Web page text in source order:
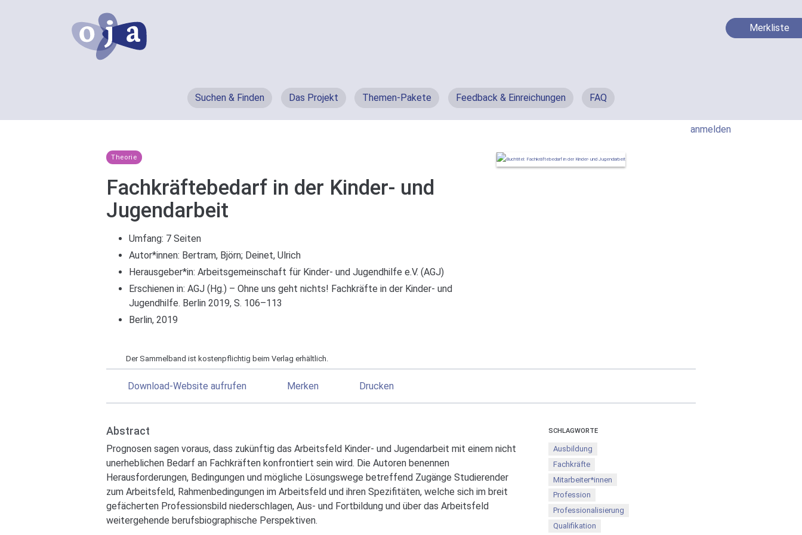
Suchen & Finden Das Projekt Themen-Pakete Feedback & Einreichungen FAQ
Merkliste
anmelden
Theorie
Fachkräftebedarf in der Kinder- und
Jugendarbeit
Umfang: 7 Seiten
Autor*innen: Bertram, Björn; Deinet, Ulrich
Herausgeber*in: Arbeitsgemeinschaft für Kinder- und Jugendhilfe e.V. (AGJ)
Erschienen in: AGJ (Hg.) – Ohne uns geht nichts! Fachkräfte in der Kinder- und
Jugendhilfe. Berlin 2019, S. 106–113
Berlin, 2019
Der Sammelband ist kostenpflichtig beim Verlag erhältlich.
Download-Website aufrufen Merken Drucken
Abstract
Prognosen sagen voraus, dass zukünftig das Arbeitsfeld Kinder- und Jugendarbeit mit einem nicht
unerheblichen Bedarf an Fachkräften konfrontiert sein wird. Die Autoren benennen
Herausforderungen, Bedingungen und mögliche Lösungswege betreffend Zugänge Studierender
zum Arbeitsfeld, Rahmenbedingungen im Arbeitsfeld und ihren Spezifitäten, welche sich im breit
gefächerten Professionsbild niederschlagen, Aus- und Fortbildung und über das Arbeitsfeld
weitergehende berufsbiographische Perspektiven.
SCHLAGWORTE
Ausbildung
Fachkräfte
Mitarbeiter*innen
Profession
Professionalisierung
Qualifikation